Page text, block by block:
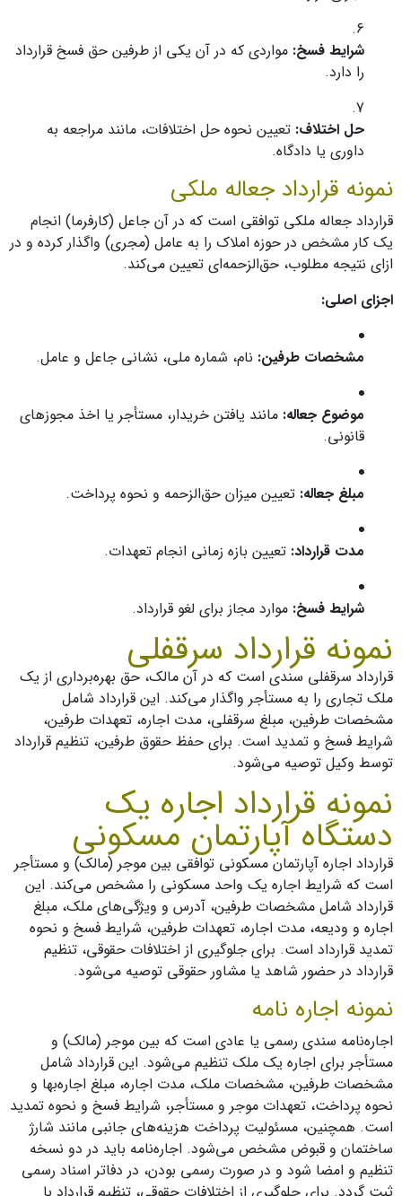
شرایط فسخ: مواردی که در آن یکی از طرفین حق فسخ قرارداد
را دارد.
حل اختلاف: تعیین نحوه حل اختلافات، مانند مراجعه به
داوری یا دادگاه.
نمونه قرارداد جعاله ملکی
قرارداد جعاله ملکی توافقی است که در آن جاعل (کارفرما) انجام
یک کار مشخص در حوزه املاک را به عامل (مجری) واگذار کرده و در
ازای نتیجه مطلوب، حق‌الزحمه‌ای تعیین می‌کند.
اجزای اصلی:
مشخصات طرفین: نام، شماره ملی، نشانی جاعل و عامل.
موضوع جعاله: مانند یافتن خریدار، مستأجر یا اخذ مجوزهای
قانونی.
مبلغ جعاله: تعیین میزان حق‌الزحمه و نحوه پرداخت.
مدت قرارداد: تعیین بازه زمانی انجام تعهدات.
شرایط فسخ: موارد مجاز برای لغو قرارداد.
نمونه قرارداد سرقفلی
قرارداد سرقفلی سندی است که در آن مالک، حق بهره‌برداری از یک
ملک تجاری را به مستأجر واگذار می‌کند. این قرارداد شامل
مشخصات طرفین، مبلغ سرقفلی، مدت اجاره، تعهدات طرفین،
شرایط فسخ و تمدید است. برای حفظ حقوق طرفین، تنظیم قرارداد
توسط وکیل توصیه می‌شود.
نمونه قرارداد اجاره يك
دستگاه آپارتمان مسكونی
قرارداد اجاره آپارتمان مسکونی توافقی بین موجر (مالک) و مستأجر
است که شرایط اجاره یک واحد مسکونی را مشخص می‌کند. این
قرارداد شامل مشخصات طرفین، آدرس و ویژگی‌های ملک، مبلغ
اجاره و ودیعه، مدت اجاره، تعهدات طرفین، شرایط فسخ و نحوه
تمدید قرارداد است. برای جلوگیری از اختلافات حقوقی، تنظیم
قرارداد در حضور شاهد یا مشاور حقوقی توصیه می‌شود.
نمونه اجاره نامه
اجاره‌نامه سندی رسمی یا عادی است که بین موجر (مالک) و
مستأجر برای اجاره یک ملک تنظیم می‌شود. این قرارداد شامل
مشخصات طرفین، مشخصات ملک، مدت اجاره، مبلغ اجاره‌بها و
نحوه پرداخت، تعهدات موجر و مستأجر، شرایط فسخ و نحوه تمدید
است. همچنین، مسئولیت پرداخت هزینه‌های جانبی مانند شارژ
ساختمان و قبوض مشخص می‌شود. اجاره‌نامه باید در دو نسخه
تنظیم و امضا شود و در صورت رسمی بودن، در دفاتر اسناد رسمی